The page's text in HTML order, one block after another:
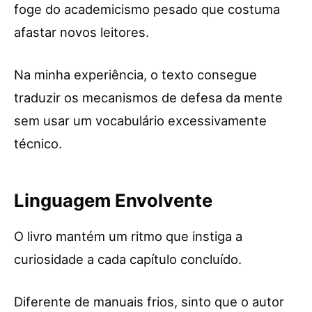
foge do academicismo pesado que costuma
afastar novos leitores.
Na minha experiência, o texto consegue
traduzir os mecanismos de defesa da mente
sem usar um vocabulário excessivamente
técnico.
Linguagem Envolvente
O livro mantém um ritmo que instiga a
curiosidade a cada capítulo concluído.
Diferente de manuais frios, sinto que o autor